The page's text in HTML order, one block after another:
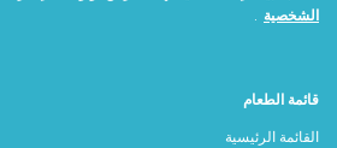
الشخصية .
قائمة الطعام
القائمة الرئيسية